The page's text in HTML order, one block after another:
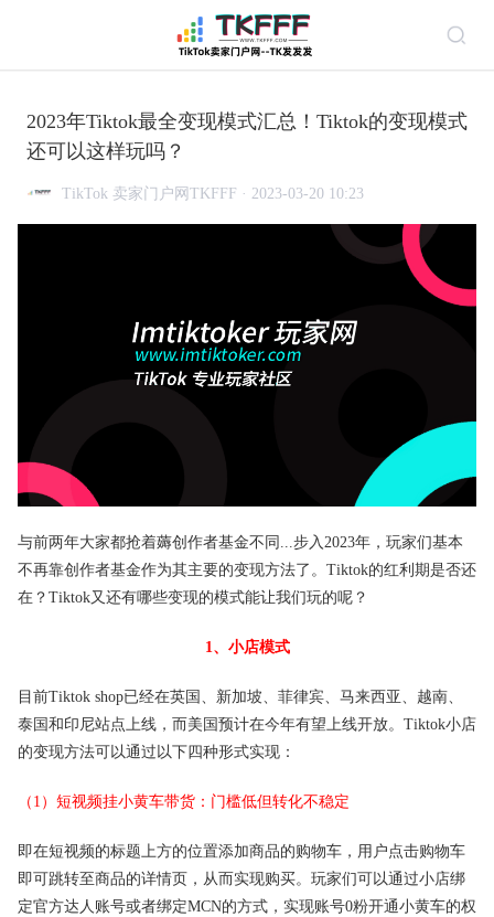
2023年Tiktok最全变现模式汇总！Tiktok的变现模式
还可以这样玩吗？
TikTok 卖家门户网TKFFF · 2023-03-20 10:23
与前两年大家都抢着薅创作者基金不同...步入2023年，玩家们基本
不再靠创作者基金作为其主要的变现方法了。Tiktok的红利期是否还
在？Tiktok又还有哪些变现的模式能让我们玩的呢？
1、小店模式
目前Tiktok shop已经在英国、新加坡、菲律宾、马来西亚、越南、
泰国和印尼站点上线，而美国预计在今年有望上线开放。Tiktok小店
的变现方法可以通过以下四种形式实现：
（1）短视频挂小黄车带货：门槛低但转化不稳定
即在短视频的标题上方的位置添加商品的购物车，用户点击购物车
即可跳转至商品的详情页，从而实现购买。玩家们可以通过小店绑
定官方达人账号或者绑定MCN的方式，实现账号0粉开通小黄车的权